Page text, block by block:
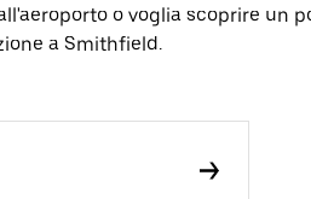
o voglia scoprire un
a Smithfield.